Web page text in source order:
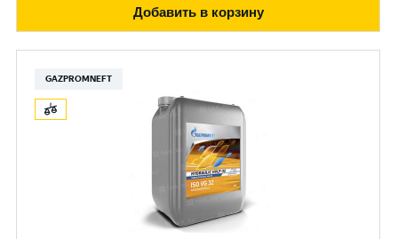
Добавить в корзину
GAZPROMNEFT